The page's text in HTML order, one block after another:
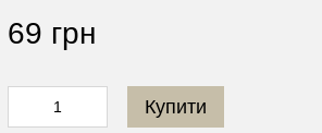
69 грн
Купити